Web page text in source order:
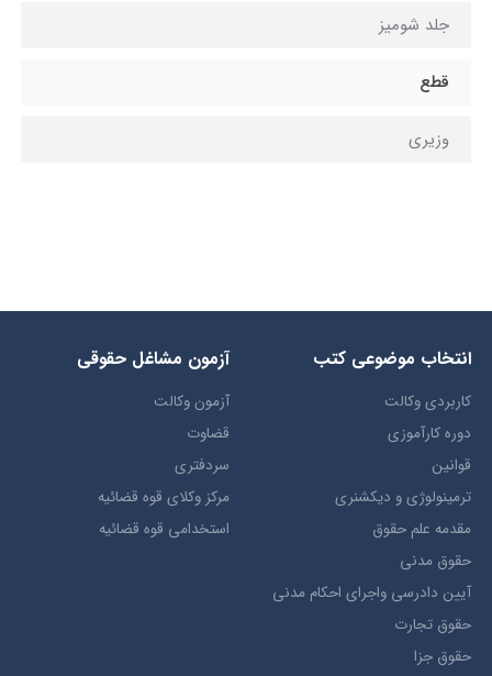
جلد شومیز
قطع
وزیری
انتخاب​ موضوعي​ کتب
کاربردی وکالت
دوره کارآموزی
قوانین
ترمينولوژي و ديکشنري
مقدمه علم حقوق
حقوق مدني
آيين دادرسي ​واجراي ​احکام ​مدني
حقوق تجارت
حقوق جزا
آزمون مشاغل حقوقی
آزمون وکالت
قضاوت
سردفتری
مرکز وکلای قوه قضائیه
استخدامی قوه قضائیه